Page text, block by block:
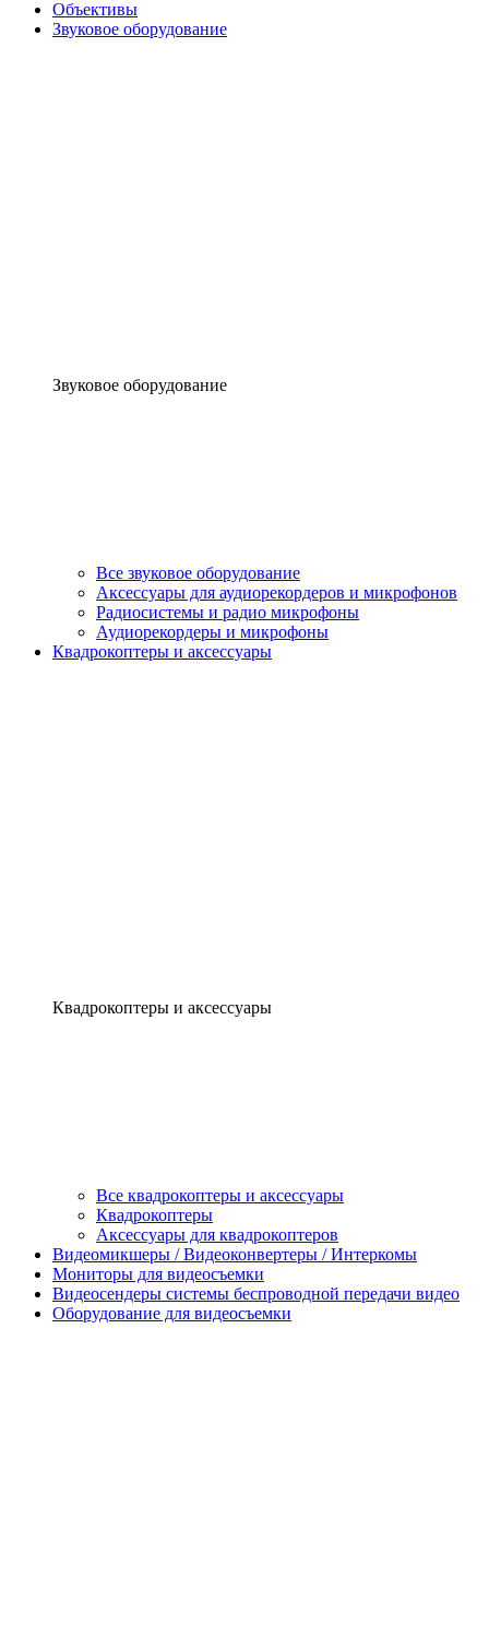
Объективы
Звуковое оборудование
Звуковое оборудование
Все звуковое оборудование
Аксессуары для аудиорекордеров и микрофонов
Радиосистемы и радио микрофоны
Аудиорекордеры и микрофоны
Квадрокоптеры и аксессуары
Квадрокоптеры и аксессуары
Все квадрокоптеры и аксессуары
Квадрокоптеры
Аксессуары для квадрокоптеров
Видеомикшеры / Видеоконвертеры / Интеркомы
Мониторы для видеосъемки
Видеосендеры системы беспроводной передачи видео
Оборудование для видеосъемки